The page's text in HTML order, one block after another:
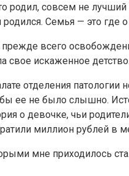
родил, совсем не
Семья — это где о
всего
свое искаженное детство.
отделения
ее не было слышно.
о девочке, чьи
миллион рублей в
мне приходилось